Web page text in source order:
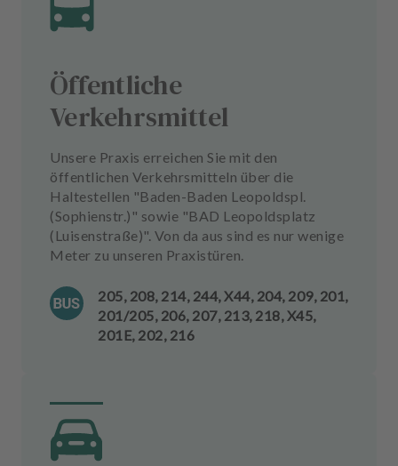
Öffentliche
Verkehrsmittel
Unsere Praxis erreichen Sie mit den
öffentlichen Verkehrsmitteln über die
Haltestellen "Baden-Baden Leopoldspl.
(Sophienstr.)" sowie "BAD Leopoldsplatz
(Luisenstraße)". Von da aus sind es nur wenige
Meter zu unseren Praxistüren.
205, 208, 214, 244, X44, 204, 209, 201,
201/205, 206, 207, 213, 218, X45,
201E, 202, 216